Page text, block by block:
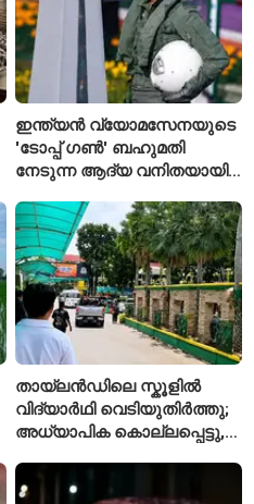
ഇന്ത്യൻ വ്യോമസേനയുടെ
'ടോപ്പ് ഗൺ' ബഹുമതി
നേടുന്ന ആദ്യ വനിതയായി
തായ്‌ലൻഡിലെ സ്കൂളിൽ
വിദ്യാർഥി വെടിയുതിർത്തു;
അധ്യാപിക കൊല്ലപ്പെട്ടു,